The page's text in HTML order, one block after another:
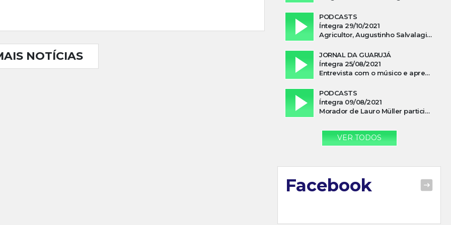
NOTÍCIAS
PODCASTS
Íntegra 29/10/2021
Agricultor, Augustinho Salvalagio, relata sobre aparição do Cavaleiro Negro no Rio das Furnas
JORNAL DA GUARUJÁ
Íntegra 25/08/2021
Entrevista com o músico e apresentador, Lismael Ferrareis, no Cidade e Campo
PODCASTS
Íntegra 09/08/2021
Morador de Lauro Müller participa de motociata em apoio a Bolsonaro
VER TODOS
Facebook